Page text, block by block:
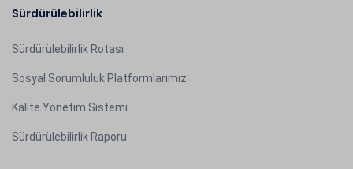
Sürdürülebilirlik
Sürdürülebilirlik Rotası
Sosyal Sorumluluk Platformlarımız
Kalite Yönetim Sistemi
Sürdürülebilirlik Raporu